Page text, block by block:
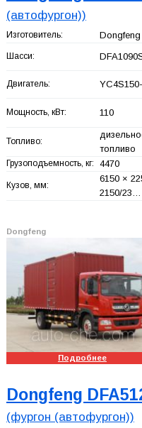
(автофургон))
Изготовитель:
Шасси:
Двигатель:
Мощность, кВт: 110
Топливо:
топливо
Грузоподъемность, кг: 4470
Кузов, мм:
6150 ×
2150/23…
Dongfeng
Подробнее
Dongfeng
(фургон (автофургон))